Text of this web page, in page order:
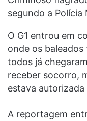
segundo a
O G1 entrou em
onde os
todos já
receber socorro,
estava
A reportagem